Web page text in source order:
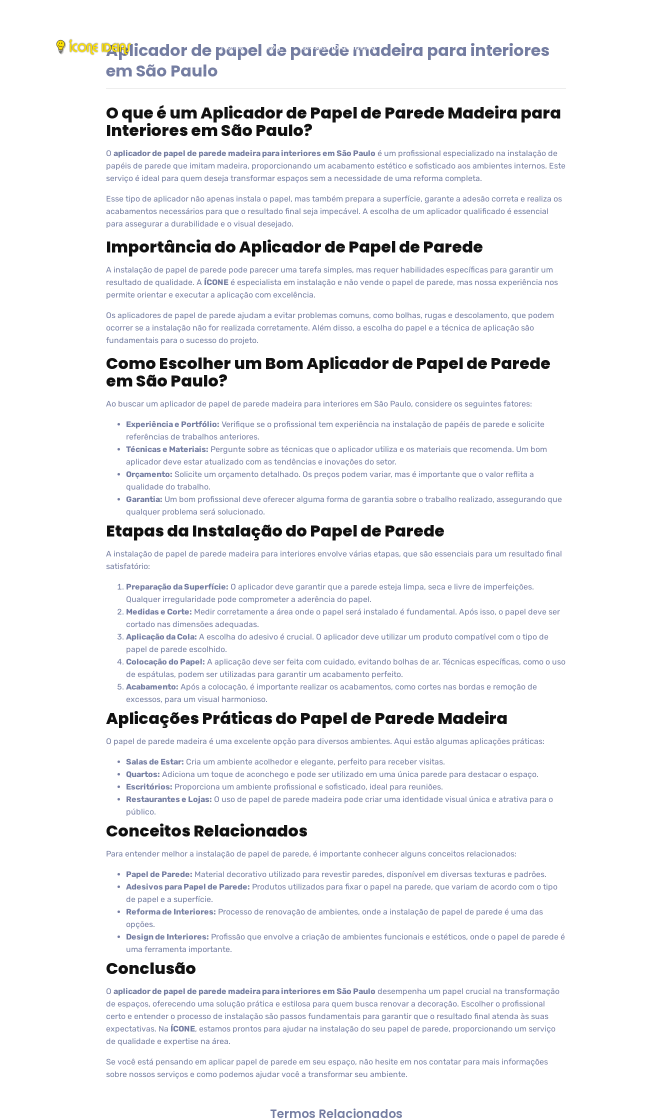
Home Blog Glossário de IDEIAS
Aplicador de papel de parede madeira para interiores
em São Paulo
O que é um Aplicador de Papel de Parede Madeira para
Interiores em São Paulo?
O aplicador de papel de parede madeira para interiores em São Paulo é um profissional especializado na instalação de
papéis de parede que imitam madeira, proporcionando um acabamento estético e sofisticado aos ambientes internos. Este
serviço é ideal para quem deseja transformar espaços sem a necessidade de uma reforma completa.
Esse tipo de aplicador não apenas instala o papel, mas também prepara a superfície, garante a adesão correta e realiza os
acabamentos necessários para que o resultado final seja impecável. A escolha de um aplicador qualificado é essencial
para assegurar a durabilidade e o visual desejado.
Importância do Aplicador de Papel de Parede
A instalação de papel de parede pode parecer uma tarefa simples, mas requer habilidades específicas para garantir um
resultado de qualidade. A ÍCONE é especialista em instalação e não vende o papel de parede, mas nossa experiência nos
permite orientar e executar a aplicação com excelência.
Os aplicadores de papel de parede ajudam a evitar problemas comuns, como bolhas, rugas e descolamento, que podem
ocorrer se a instalação não for realizada corretamente. Além disso, a escolha do papel e a técnica de aplicação são
fundamentais para o sucesso do projeto.
Como Escolher um Bom Aplicador de Papel de Parede
em São Paulo?
Ao buscar um aplicador de papel de parede madeira para interiores em São Paulo, considere os seguintes fatores:
Experiência e Portfólio: Verifique se o profissional tem experiência na instalação de papéis de parede e solicite
referências de trabalhos anteriores.
Técnicas e Materiais: Pergunte sobre as técnicas que o aplicador utiliza e os materiais que recomenda. Um bom
aplicador deve estar atualizado com as tendências e inovações do setor.
Orçamento: Solicite um orçamento detalhado. Os preços podem variar, mas é importante que o valor reflita a
qualidade do trabalho.
Garantia: Um bom profissional deve oferecer alguma forma de garantia sobre o trabalho realizado, assegurando que
qualquer problema será solucionado.
Etapas da Instalação do Papel de Parede
A instalação de papel de parede madeira para interiores envolve várias etapas, que são essenciais para um resultado final
satisfatório:
Preparação da Superfície: O aplicador deve garantir que a parede esteja limpa, seca e livre de imperfeições.
Qualquer irregularidade pode comprometer a aderência do papel.
Medidas e Corte: Medir corretamente a área onde o papel será instalado é fundamental. Após isso, o papel deve ser
cortado nas dimensões adequadas.
Aplicação da Cola: A escolha do adesivo é crucial. O aplicador deve utilizar um produto compatível com o tipo de
papel de parede escolhido.
Colocação do Papel: A aplicação deve ser feita com cuidado, evitando bolhas de ar. Técnicas específicas, como o uso
de espátulas, podem ser utilizadas para garantir um acabamento perfeito.
Acabamento: Após a colocação, é importante realizar os acabamentos, como cortes nas bordas e remoção de
excessos, para um visual harmonioso.
Aplicações Práticas do Papel de Parede Madeira
O papel de parede madeira é uma excelente opção para diversos ambientes. Aqui estão algumas aplicações práticas:
Salas de Estar: Cria um ambiente acolhedor e elegante, perfeito para receber visitas.
Quartos: Adiciona um toque de aconchego e pode ser utilizado em uma única parede para destacar o espaço.
Escritórios: Proporciona um ambiente profissional e sofisticado, ideal para reuniões.
Restaurantes e Lojas: O uso de papel de parede madeira pode criar uma identidade visual única e atrativa para o
público.
Conceitos Relacionados
Para entender melhor a instalação de papel de parede, é importante conhecer alguns conceitos relacionados:
Papel de Parede: Material decorativo utilizado para revestir paredes, disponível em diversas texturas e padrões.
Adesivos para Papel de Parede: Produtos utilizados para fixar o papel na parede, que variam de acordo com o tipo
de papel e a superfície.
Reforma de Interiores: Processo de renovação de ambientes, onde a instalação de papel de parede é uma das
opções.
Design de Interiores: Profissão que envolve a criação de ambientes funcionais e estéticos, onde o papel de parede é
uma ferramenta importante.
Conclusão
O aplicador de papel de parede madeira para interiores em São Paulo desempenha um papel crucial na transformação
de espaços, oferecendo uma solução prática e estilosa para quem busca renovar a decoração. Escolher o profissional
certo e entender o processo de instalação são passos fundamentais para garantir que o resultado final atenda às suas
expectativas. Na ÍCONE, estamos prontos para ajudar na instalação do seu papel de parede, proporcionando um serviço
de qualidade e expertise na área.
Se você está pensando em aplicar papel de parede em seu espaço, não hesite em nos contatar para mais informações
sobre nossos serviços e como podemos ajudar você a transformar seu ambiente.
Termos Relacionados